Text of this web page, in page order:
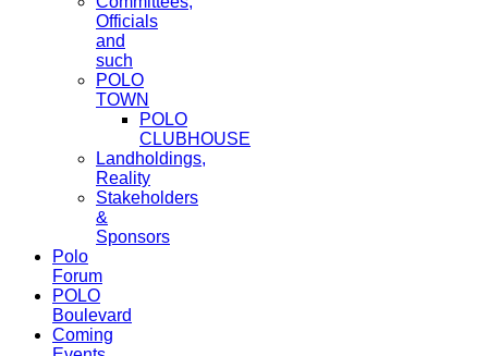
Officials
and
such
POLO
TOWN
POLO
CLUBHOUSE
Landholdings,
Reality
Stakeholders
&
Sponsors
Polo
Forum
POLO
Boulevard
Coming